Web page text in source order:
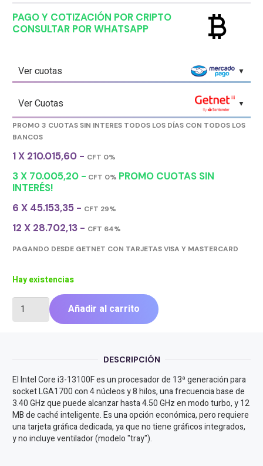
PAGO Y COTIZACIÓN POR CRIPTO
CONSULTAR POR WHATSAPP
currency_bitcoin
Ver cuotas
Ver Cuotas
PROMO 3 CUOTAS SIN INTERES TODOS LOS DÍAS CON TODOS LOS
BANCOS
1 X 210.015,60 - CFT 0%
3 X 70.005,20 - CFT 0% PROMO CUOTAS SIN
INTERÉS!
6 X 45.153,35 - CFT 29%
12 X 28.702,13 - CFT 64%
PAGANDO DESDE GETNET CON TARJETAS VISA Y MASTERCARD
Hay existencias
PROCESADOR
INTEL
(LGA1700)
Añadir al carrito
DESCRIPCIÓN
El Intel Core i3-13100F es un procesador de 13ª generación para
socket LGA1700 con 4 núcleos y 8 hilos, una frecuencia base de
3.40 GHz que puede alcanzar hasta 4.50 GHz en modo turbo, y 12
MB de caché inteligente. Es una opción económica, pero requiere
una tarjeta gráfica dedicada, ya que no tiene gráficos integrados,
y no incluye ventilador (modelo "tray").